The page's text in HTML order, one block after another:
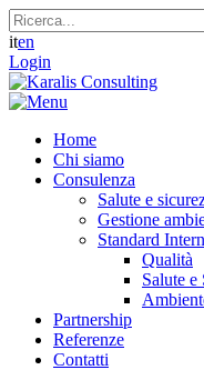
iten
Login
Home
Chi siamo
Consulenza
Salute e
Gestione
Standard
Qualità
Salute
Partnership
Referenze
Contatti